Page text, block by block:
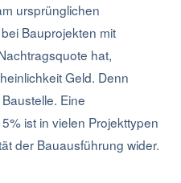
ursprünglichen
Bauprojekten mit
hat,
Geld. Denn
Eine
ist in vielen Projekttypen
der Bauausführung wider.